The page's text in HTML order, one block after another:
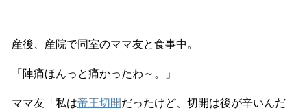
産後、産院で同室のママ友と食事中。
「陣痛ほんっと痛かったわ～。」
ママ友「私は帝王切開だったけど、切開は後が辛いんだ